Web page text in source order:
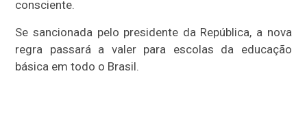
consciente.
Se sancionada pelo presidente da República, a nova
regra passará a valer para escolas da educação
básica em todo o Brasil.